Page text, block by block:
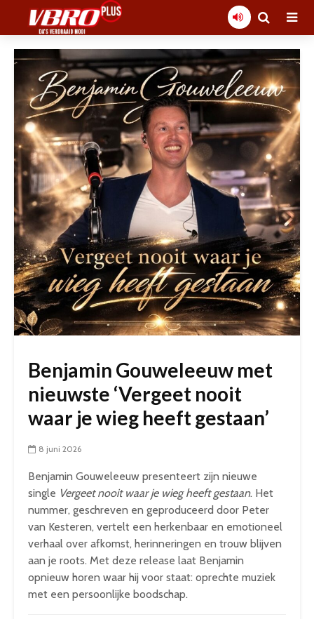
Benjamin Gouweleeuw met
nieuwste ‘Vergeet nooit
waar je wieg heeft gestaan’
8 juni 2026
Benjamin Gouweleeuw presenteert zijn nieuwe
single Vergeet nooit waar je wieg heeft gestaan. Het
nummer, geschreven en geproduceerd door Peter
van Kesteren, vertelt een herkenbaar en emotioneel
verhaal over afkomst, herinneringen en trouw blijven
aan je roots. Met deze release laat Benjamin
opnieuw horen waar hij voor staat: oprechte muziek
met een persoonlijke boodschap.